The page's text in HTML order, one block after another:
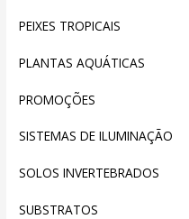
PEIXES TROPICAIS
PLANTAS AQUÁTICAS
PROMOÇÕES
SISTEMAS DE ILUMINAÇÃO
SOLOS INVERTEBRADOS
SUBSTRATOS